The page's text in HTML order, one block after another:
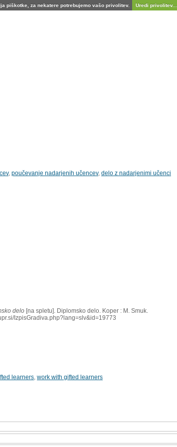
piškotke, za nekatere potrebujemo vašo privolitev. Uredi privolitev...
, poučevanje nadarjenih učencev, delo z nadarjenimi učenci
delo [na spletu]. Diplomsko delo. Koper : M. Smuk.
IzpisGradiva.php?lang=slv&id=19773
learners, work with gifted learners